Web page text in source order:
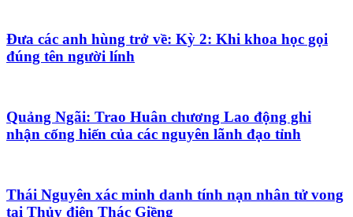
Đưa các anh hùng trở về: Kỳ 2: Khi khoa học gọi
đúng tên người lính
Quảng Ngãi: Trao Huân chương Lao động ghi
nhận cống hiến của các nguyên lãnh đạo tỉnh
Thái Nguyên xác minh danh tính nạn nhân tử vong
tại Thủy điện Thác Giềng